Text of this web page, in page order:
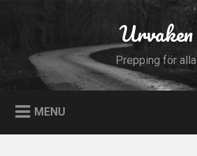
Urvaken
Prepping för alla
MENU